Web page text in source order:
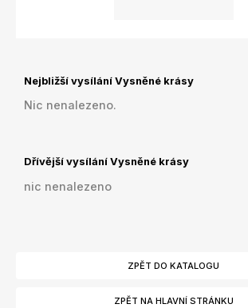
Nejbližší vysílání Vysněné krásy
Nic nenalezeno.
Dřívější vysílání Vysněné krásy
nic nenalezeno
ZPĚT DO KATALOGU
ZPĚT NA HLAVNÍ STRÁNKU